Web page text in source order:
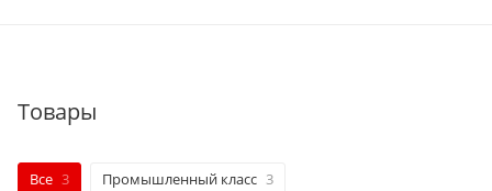
Товары
Все 3 Промышленный класс 3